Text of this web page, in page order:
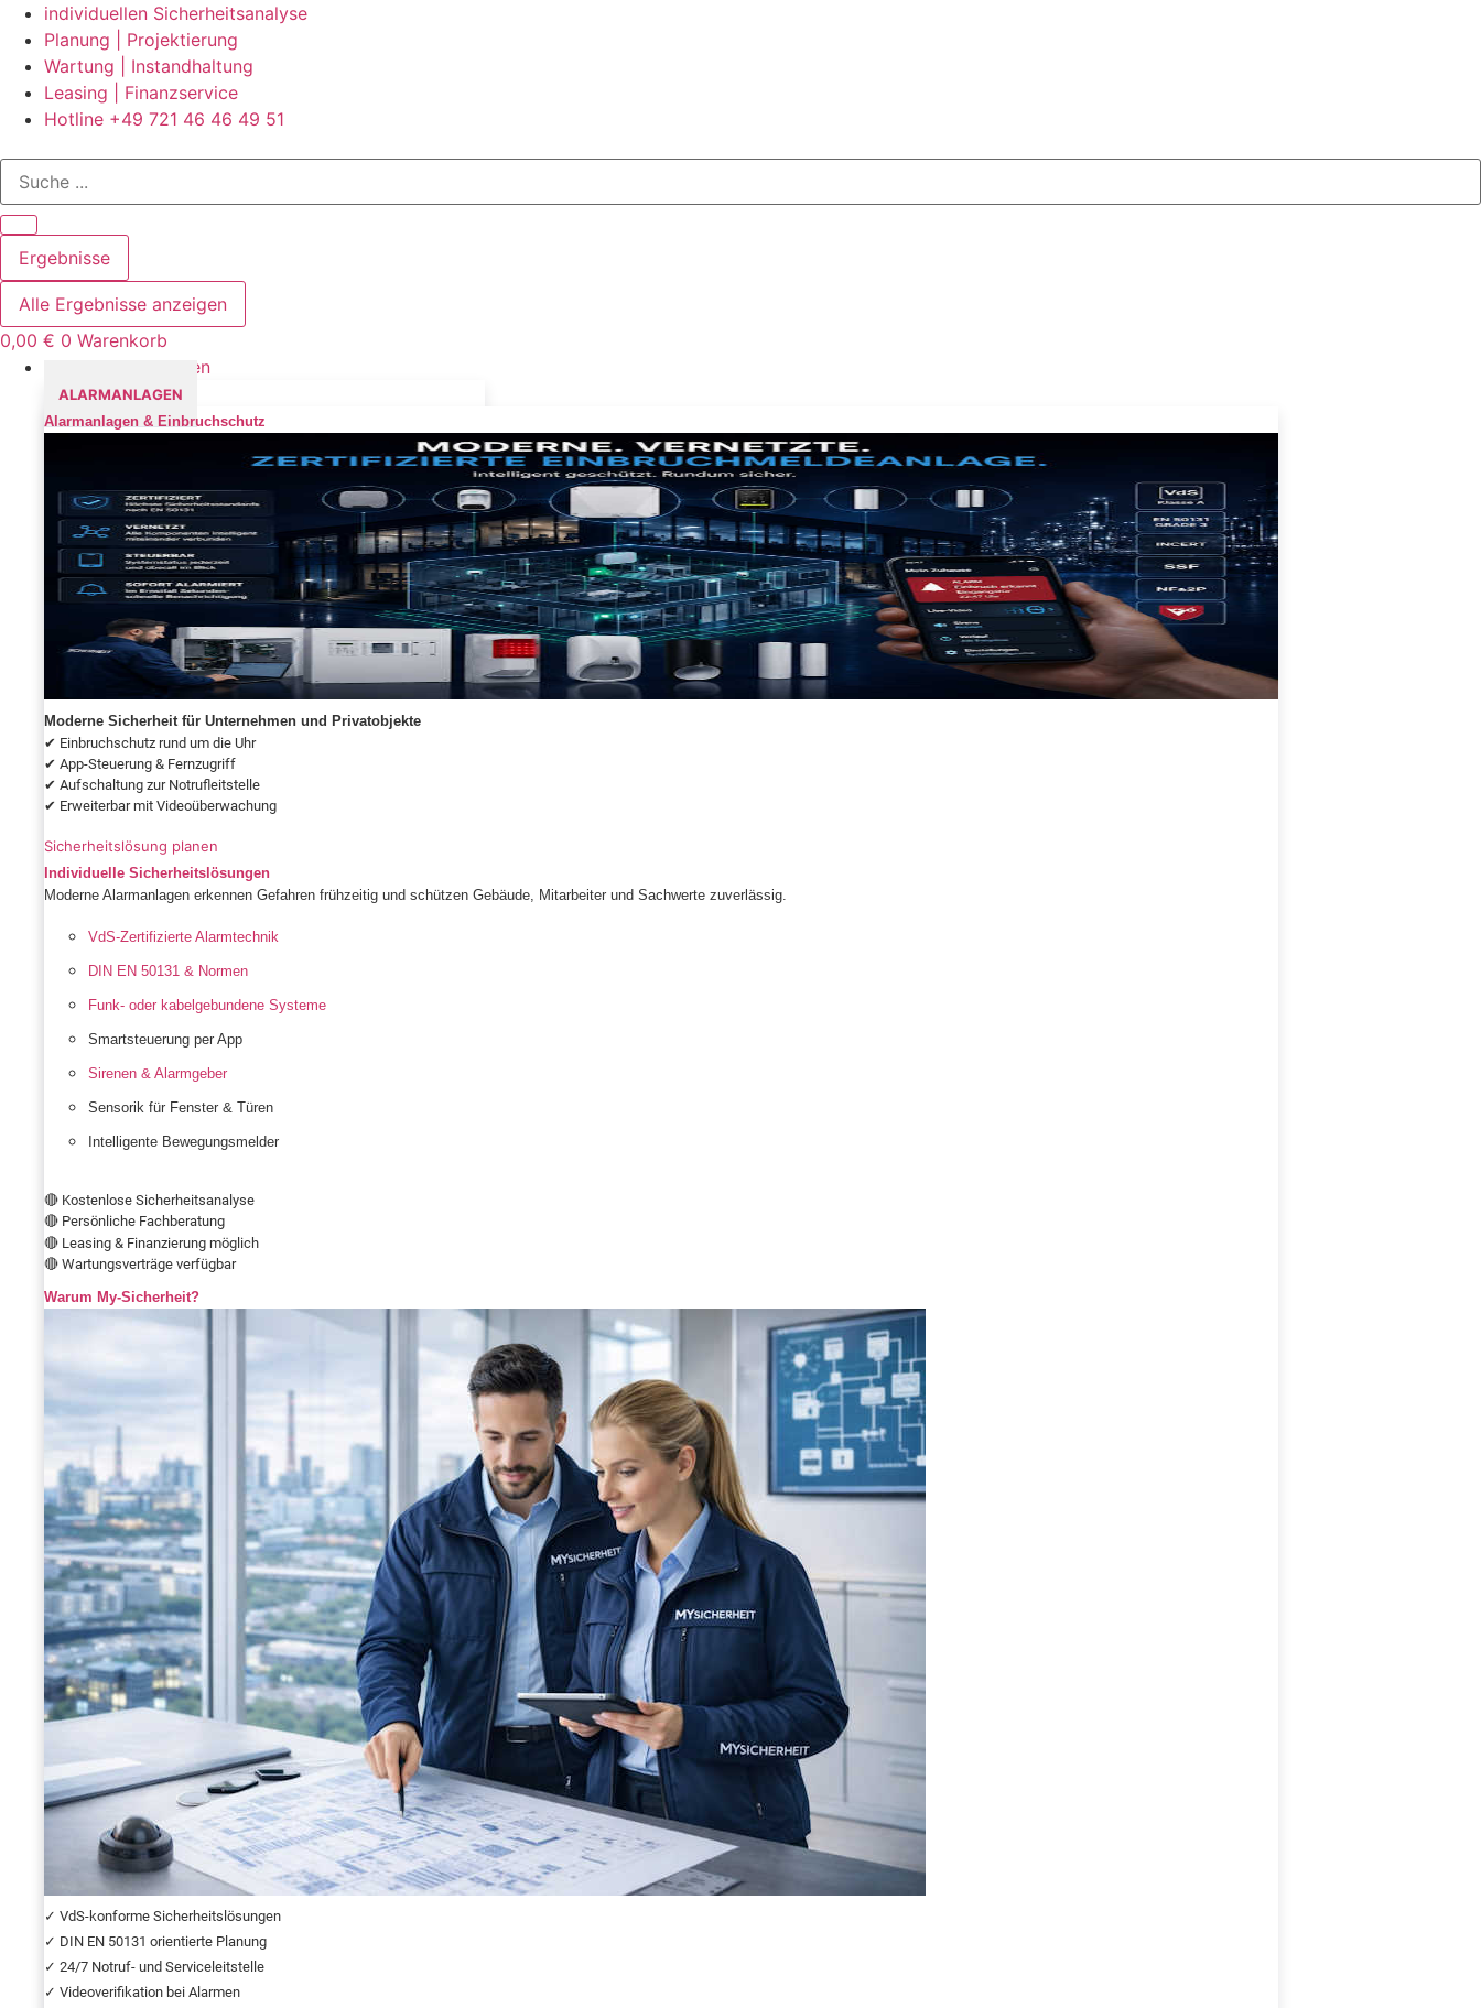
Zum
Inhalt
springen
individuellen Sicherheitsanalyse
Planung | Projektierung
Wartung | Instandhaltung
Leasing | Finanzservice
Hotline +49 721 46 46 49 51
Search
Ergebnisse
Alle Ergebnisse anzeigen
0,00 € 0 Warenkorb
Sicherheitslösungen
ALARMANLAGEN
Alarmanlagen & Einbruchschutz
Moderne Sicherheit für Unternehmen und Privatobjekte
✔ Einbruchschutz rund um die Uhr
✔ App-Steuerung & Fernzugriff
✔ Aufschaltung zur Notrufleitstelle
✔ Erweiterbar mit Videoüberwachung
Sicherheitslösung planen
Individuelle Sicherheitslösungen
Moderne Alarmanlagen erkennen Gefahren frühzeitig und schützen Gebäude, Mitarbeiter und Sachwerte zuverlässig.
VdS-Zertifizierte Alarmtechnik
DIN EN 50131 & Normen
Funk- oder kabelgebundene Systeme
Smartsteuerung per App
Sirenen & Alarmgeber
Sensorik für Fenster & Türen
Intelligente Bewegungsmelder
🔴 Kostenlose Sicherheitsanalyse
🔴 Persönliche Fachberatung
🔴 Leasing & Finanzierung möglich
🔴 Wartungsverträge verfügbar
Warum My-Sicherheit?
✓ VdS-konforme Sicherheitslösungen
✓ DIN EN 50131 orientierte Planung
✓ 24/7 Notruf- und Serviceleitstelle
✓ Videoverifikation bei Alarmen